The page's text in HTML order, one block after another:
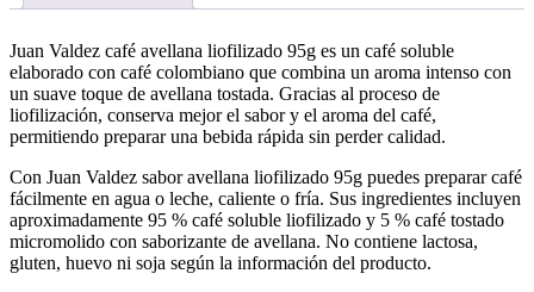
Juan Valdez café avellana liofilizado 95g es un café soluble
elaborado con café colombiano que combina un aroma intenso con
un suave toque de avellana tostada. Gracias al proceso de
liofilización, conserva mejor el sabor y el aroma del café,
permitiendo preparar una bebida rápida sin perder calidad.
Con Juan Valdez sabor avellana liofilizado 95g puedes preparar café
fácilmente en agua o leche, caliente o fría. Sus ingredientes incluyen
aproximadamente 95 % café soluble liofilizado y 5 % café tostado
micromolido con saborizante de avellana. No contiene lactosa,
gluten, huevo ni soja según la información del producto.